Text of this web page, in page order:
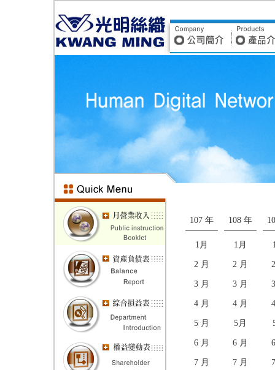
107 年 108 年
1月 1月
2 月 2 月
3 月 3 月
4 月 4 月
5 月 5月
6 月 6 月
7 月 7 月